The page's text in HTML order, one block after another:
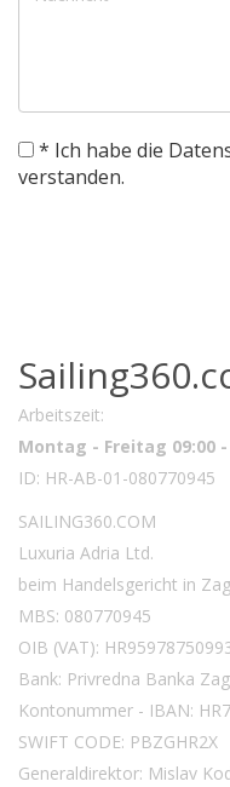
* Ich habe die
verstanden.
Arbeitszeit:
Montag - Freitag 09:00
ID: HR-AB-01-080770945
SAILING360.COM
Luxuria Adria Ltd.
beim Handelsgericht in
MBS: 080770945
OIB (VAT):
Bank: Privredna Banka
Kontonummer - IBAN:
SWIFT CODE: PBZGHR2X
Generaldirektor: Mislav